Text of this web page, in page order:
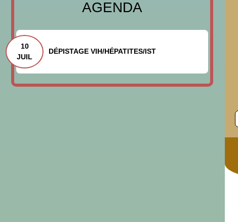
AGENDA
10
JUIL
DÉPISTAGE VIH/HÉPATITES/IST